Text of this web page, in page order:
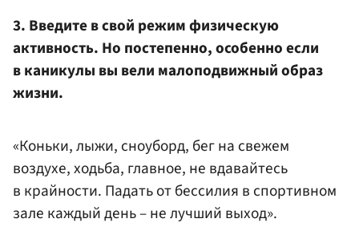
3. Введите в свой режим физическую
активность. Но постепенно, особенно если
в каникулы вы вели малоподвижный образ
жизни.
«Коньки, лыжи, сноуборд, бег на свежем
воздухе, ходьба, главное, не вдавайтесь
в крайности. Падать от бессилия в спортивном
зале каждый день – не лучший выход».